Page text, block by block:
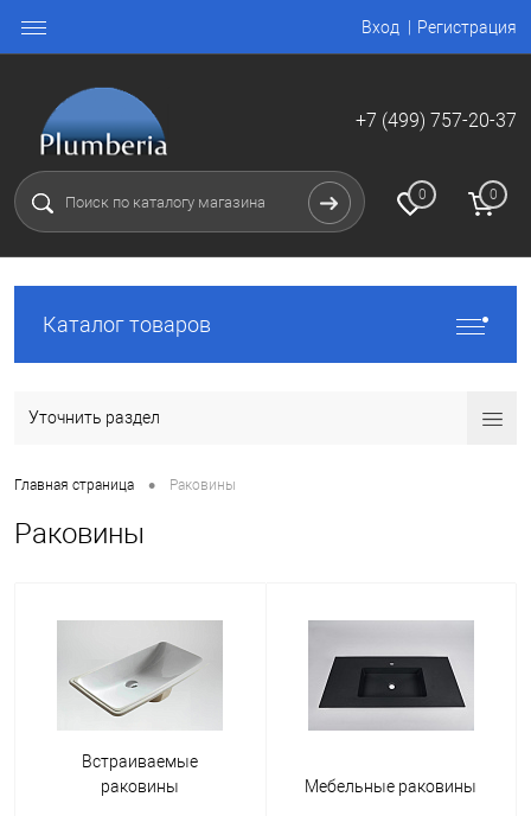
Вход Регистрация
+7 (499) 757-20-37
0 0
Каталог товаров
Уточнить раздел
Главная страница • Раковины
Раковины
Встраиваемые
раковины
Мебельные раковины